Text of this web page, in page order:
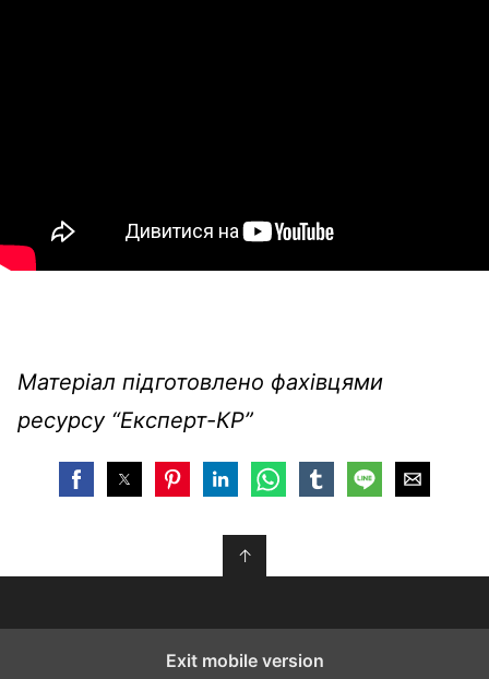
Матеріал підготовлено фахівцями
ресурсу “Експерт-КР”
↑
Exit mobile version